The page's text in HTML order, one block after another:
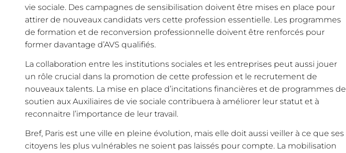
vie sociale. Des campagnes de sensibilisation doivent être mises en place pour
attirer de nouveaux candidats vers cette profession essentielle. Les programmes
de formation et de reconversion professionnelle doivent être renforcés pour
former davantage d’AVS qualifiés.
La collaboration entre les institutions sociales et les entreprises peut aussi jouer
un rôle crucial dans la promotion de cette profession et le recrutement de
nouveaux talents. La mise en place d’incitations financières et de programmes de
soutien aux Auxiliaires de vie sociale contribuera à améliorer leur statut et à
reconnaitre l’importance de leur travail.
Bref, Paris est une ville en pleine évolution, mais elle doit aussi veiller à ce que ses
citoyens les plus vulnérables ne soient pas laissés pour compte. La mobilisation